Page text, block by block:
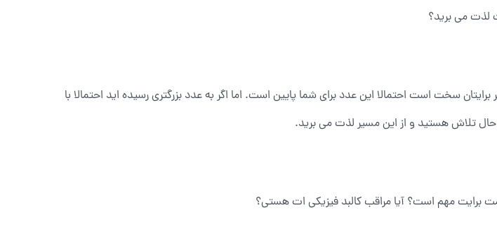
لذت می برید؟
سخت است احتمالا این عدد برای شما پایین است. اما اگر به عدد بزرگتری رسیده اید احتمالا با
حال تلاش هستید و از این مسیر لذت می برید.
برایت مهم است؟ آیا مراقب کالبد فیزیکی ات هستی؟